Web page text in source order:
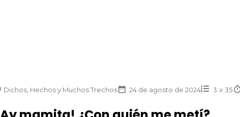
Dichos, Hechos y Muchos Trechos 24 de agosto de 2024 3 x 35